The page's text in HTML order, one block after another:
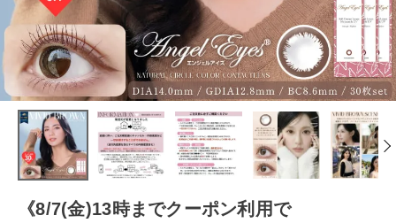
《8/7(金)13時までクーポン利用で